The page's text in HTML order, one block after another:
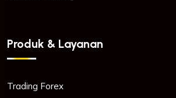
Produk & Layanan
Trading Forex